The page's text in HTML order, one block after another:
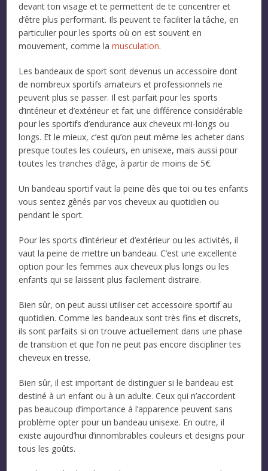
devant ton visage et te permettent de te concentrer et
d’être plus performant. Ils peuvent te faciliter la tâche, en
particulier pour les sports où on est souvent en
mouvement, comme lamusculation.
Les bandeaux de sport sont devenus un accessoire dont
de nombreux sportifs amateurs et professionnels ne
peuvent plus se passer. Il est parfait pour les sports
d’intérieur et d’extérieur et fait une différence considérable
pour les sportifs d’endurance aux cheveux mi-longs ou
longs. Et le mieux, c’est qu’on peut même les acheter dans
presque toutes les couleurs, en unisexe, mais aussi pour
toutes les tranches d’âge, à partir de moins de 5€.
Un bandeau sportif vaut la peine dès que toi ou tes enfants
vous sentez gênés par vos cheveux au quotidien ou
pendant le sport.
Pour les sports d’intérieur et d’extérieur ou les activités, il
vaut la peine de mettre un bandeau. C’est une excellente
option pour les femmes aux cheveux plus longs ou les
enfants qui se laissent plus facilement distraire.
Bien sûr, on peut aussi utiliser cet accessoire sportif au
quotidien. Comme les bandeaux sont très fins et discrets,
ils sont parfaits si on trouve actuellement dans une phase
de transition et que l’on ne peut pas encore discipliner tes
cheveux en tresse.
Bien sûr, il est important de distinguer si le bandeau est
destiné à un enfant ou à un adulte. Ceux qui n’accordent
pas beaucoup d’importance à l’apparence peuvent sans
problème opter pour un bandeau unisexe. En outre, il
existe aujourd’hui d’innombrables couleurs et designs pour
tous les goûts.